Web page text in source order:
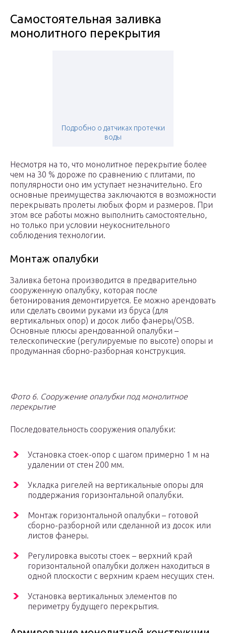
Самостоятельная заливка
монолитного перекрытия
Подробно о датчиках протечки
воды
Несмотря на то, что монолитное перекрытие более
чем на 30 % дороже по сравнению с плитами, по
популярности оно им уступает незначительно. Его
основные преимущества заключаются в возможности
перекрывать пролеты любых форм и размеров. При
этом все работы можно выполнить самостоятельно,
но только при условии неукоснительного
соблюдения технологии.
Монтаж опалубки
Заливка бетона производится в предварительно
сооруженную опалубку, которая после
бетонирования демонтируется. Ее можно арендовать
или сделать своими руками из бруса (для
вертикальных опор) и досок либо фанеры/OSB.
Основные плюсы арендованной опалубки –
телескопические (регулируемые по высоте) опоры и
продуманная сборно-разборная конструкция.
Фото 6. Сооружение опалубки под монолитное
перекрытие
Последовательность сооружения опалубки:
Установка стоек-опор с шагом примерно 1 м на
удалении от стен 200 мм.
Укладка ригелей на вертикальные опоры для
поддержания горизонтальной опалубки.
Монтаж горизонтальной опалубки – готовой
сборно-разборной или сделанной из досок или
листов фанеры.
Регулировка высоты стоек – верхний край
горизонтальной опалубки должен находиться в
одной плоскости с верхним краем несущих стен.
Установка вертикальных элементов по
периметру будущего перекрытия.